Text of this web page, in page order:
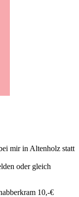
mir in Altenholz statt
oder gleich
10,-€